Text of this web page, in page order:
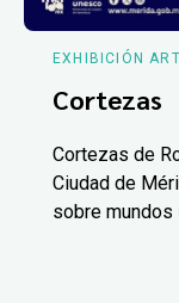
EXHIBICIÓN
Cortezas
Cortezas de
Ciudad de
sobre mundos